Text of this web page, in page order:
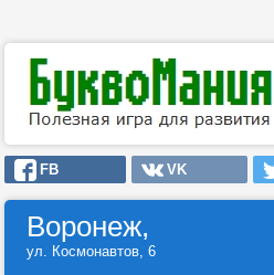
FB VK
Воронеж,
ул. Коcмонавтов, 6